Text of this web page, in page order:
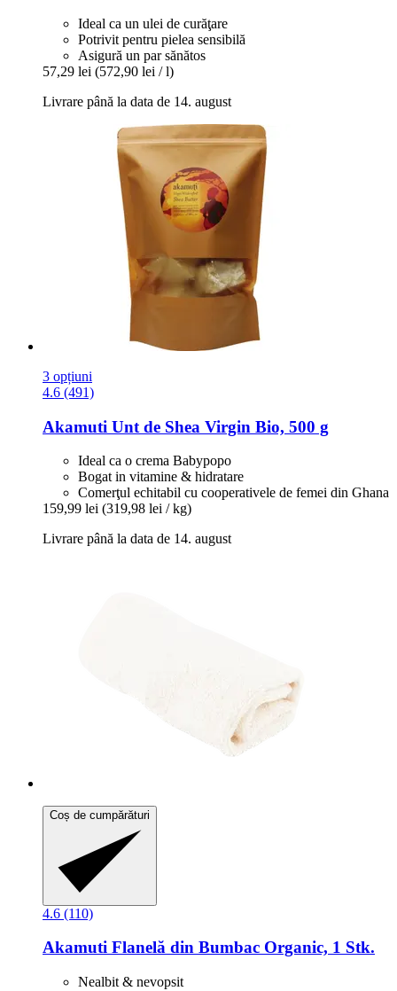
Ideal ca un ulei de curăţare
Potrivit pentru pielea sensibilă
Asigură un par sănătos
57,29 lei (572,90 lei / l)
Livrare până la data de 14. august
3 opțiuni
4.6 (491)
Akamuti Unt de Shea Virgin Bio, 500 g
Ideal ca o crema Babypopo
Bogat in vitamine & hidratare
Comerţul echitabil cu cooperativele de femei din Ghana
159,99 lei (319,98 lei / kg)
Livrare până la data de 14. august
Coș de cumpărături
4.6 (110)
Akamuti Flanelă din Bumbac Organic, 1 Stk.
Nealbit & nevopsit